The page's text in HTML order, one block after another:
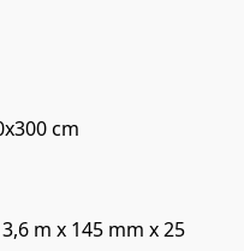
cm
m x 145 mm x 25